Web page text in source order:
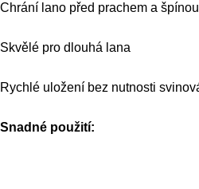
Chrání lano před prachem a špínou
Skvělé pro dlouhá lana
Rychlé uložení bez nutnosti
Snadné použití: